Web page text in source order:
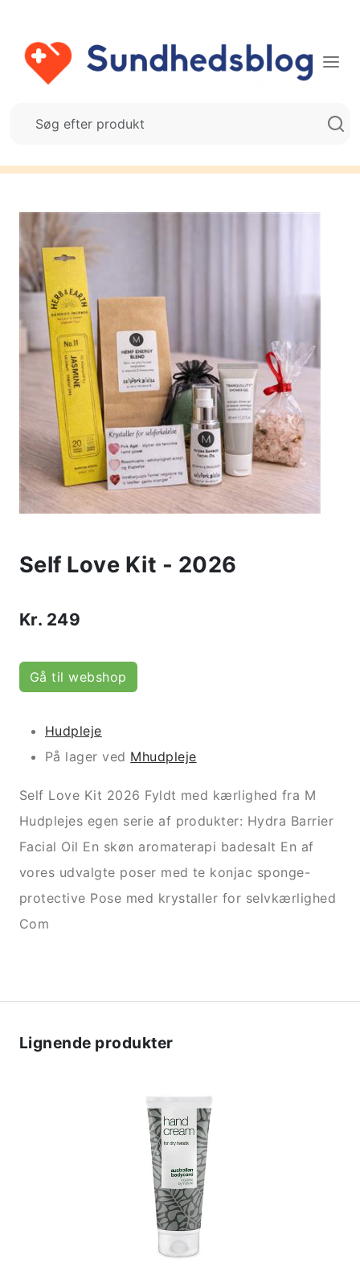
Self Love Kit - 2026
Kr. 249
Gå til webshop
Hudpleje
På lager ved Mhudpleje
Self Love Kit 2026 Fyldt med kærlighed fra M
Hudplejes egen serie af produkter: Hydra Barrier
Facial Oil En skøn aromaterapi badesalt En af
vores udvalgte poser med te konjac sponge-
protective Pose med krystaller for selvkærlighed
Com
Lignende produkter